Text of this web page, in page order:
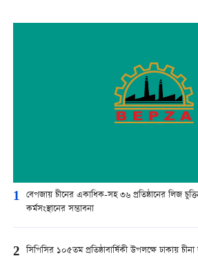
1 বেপজায় চীনের একাধিক-সহ ৩৬ প্রতিষ্ঠানের লিজ
কর্মসংস্থানের সম্ভাবনা
2 সিপিসির ১০৫তম প্রতিষ্ঠাবার্ষিকী উপলক্ষে ঢাকায়